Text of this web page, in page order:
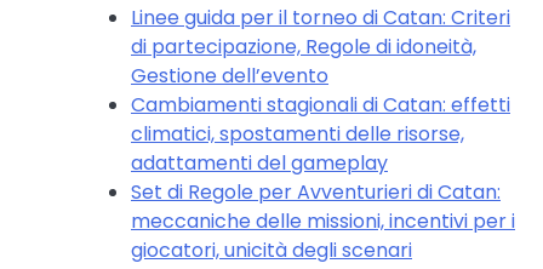
Linee guida per il torneo di Catan: Criteri
di partecipazione, Regole di idoneità,
Gestione dell’evento
Cambiamenti stagionali di Catan: effetti
climatici, spostamenti delle risorse,
adattamenti del gameplay
Set di Regole per Avventurieri di Catan:
meccaniche delle missioni, incentivi per i
giocatori, unicità degli scenari